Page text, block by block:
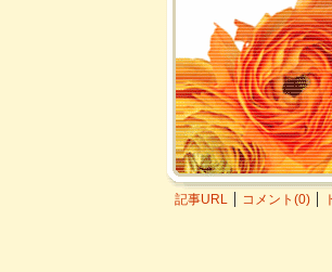
記事URL コメント(0)